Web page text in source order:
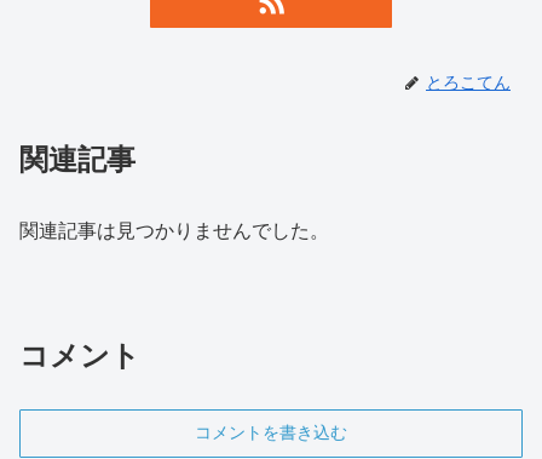
とろこてん
関連記事
関連記事は見つかりませんでした。
コメント
コメントを書き込む